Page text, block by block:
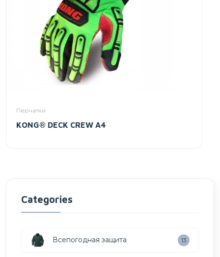
Перчатки
KONG® DECK CREW A4
Categories
Всепогодная защита 13